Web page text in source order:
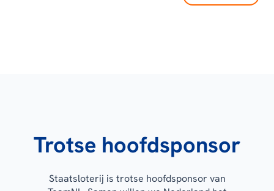
Trotse hoofdsponsor
Staatsloterij is trotse hoofdsponsor van